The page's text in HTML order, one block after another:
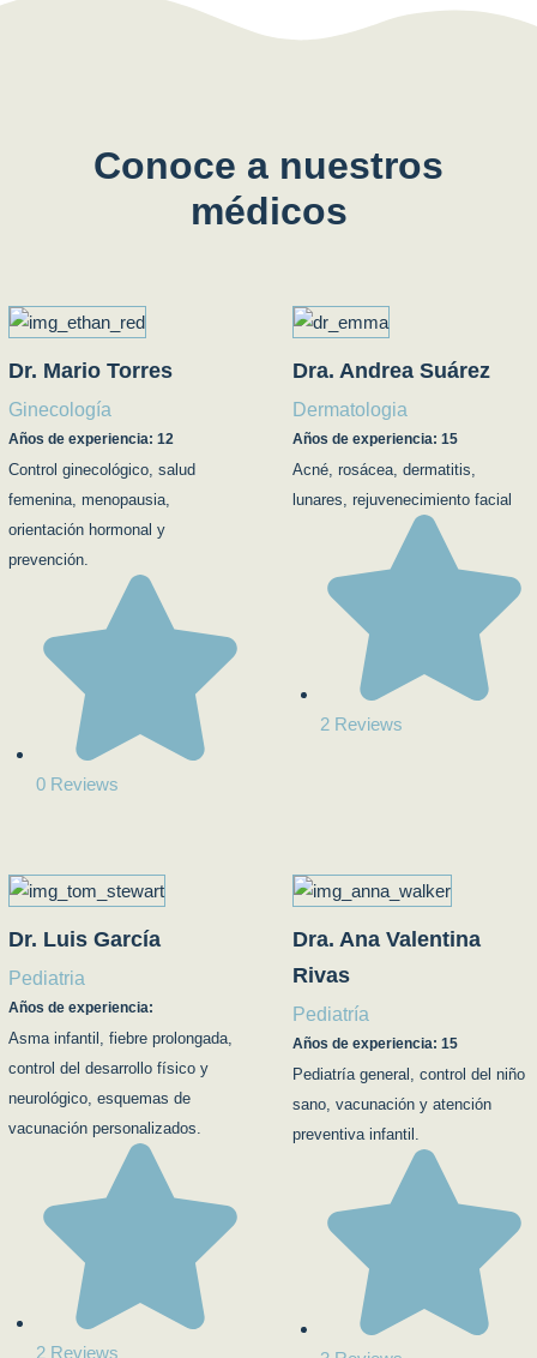
Conoce a nuestros
médicos
Dr. Mario Torres
Ginecología
Años de experiencia: 12
Control ginecológico, salud
femenina, menopausia,
orientación hormonal y
prevención.
0 Reviews
Dra. Andrea Suárez
Dermatologia
Años de experiencia: 15
Acné, rosácea, dermatitis,
lunares, rejuvenecimiento facial
2 Reviews
Dr. Luis García
Pediatria
Años de experiencia:
Asma infantil, fiebre prolongada,
control del desarrollo físico y
neurológico, esquemas de
vacunación personalizados.
2 Reviews
Dra. Ana Valentina
Rivas
Pediatría
Años de experiencia: 15
Pediatría general, control del niño
sano, vacunación y atención
preventiva infantil.